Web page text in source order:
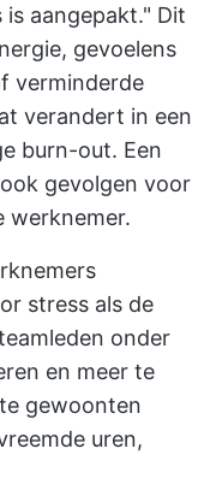
aangepakt." Dit
gevoelens
verminderde
verandert in een
burn-out. Een
gevolgen voor
werknemer.
stress als de
onder
en meer te
gewoonten
uren,